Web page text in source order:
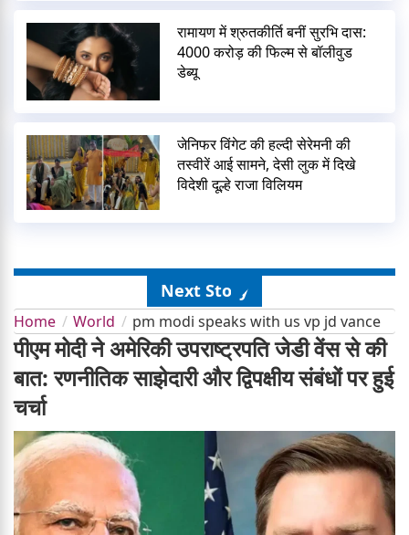
रामायण में श्रुतकीर्ति बनीं सुरभि दास:
4000 करोड़ की फिल्म से बॉलीवुड
डेब्यू
जेनिफर विंगेट की हल्दी सेरेमनी की
तस्वीरें आई सामने, देसी लुक में दिखे
विदेशी दूल्हे राजा विलियम
Next Story
Home World pm modi speaks with us vp jd vance
पीएम मोदी ने अमेरिकी उपराष्ट्रपति जेडी वेंस से की
बात: रणनीतिक साझेदारी और द्विपक्षीय संबंधों पर हुई
चर्चा